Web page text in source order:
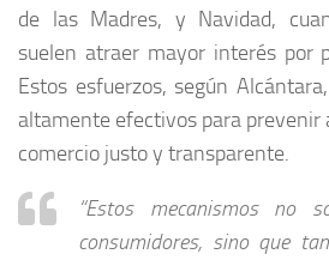
de las Madres, y Navidad,
suelen atraer mayor interés por
Estos esfuerzos, según
altamente efectivos para prevenir
comercio justo y transparente.
“Estos mecanismos no
consumidores, sino que